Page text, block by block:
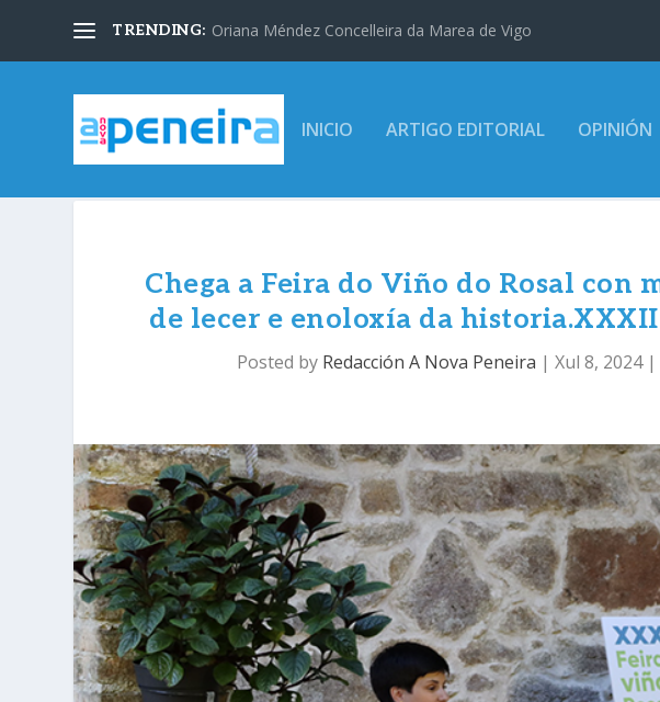
TRENDING: Oriana Méndez Concelleira da Marea de Vigo
INICIO ARTIGO EDITORIAL OPINIÓN
Chega a Feira do Viño do Rosal con
de lecer e enoloxía da
Posted by Redacción A Nova Peneira |Xul 8, 2024|